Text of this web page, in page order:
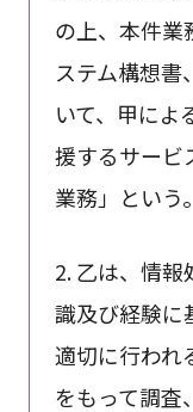
の上、本件業
ステム構想書
いて、甲によ
援するサービ
業務」という
2. 乙は、情
識及び経験に
適切に行われ
をもって調査